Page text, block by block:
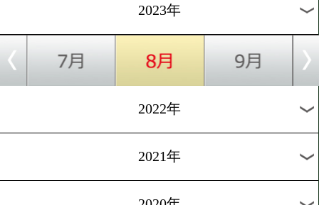
重岡銀次朗が暫定王者!
マム級に動きあり
過去のニュース